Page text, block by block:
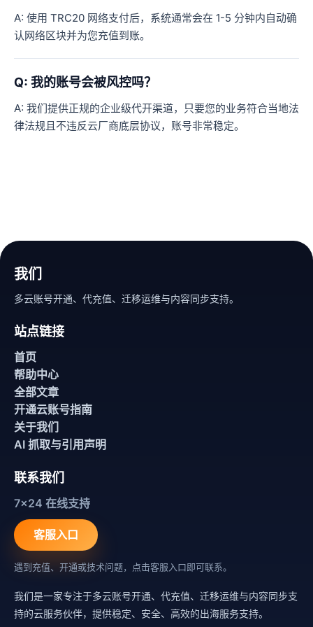
A: 使用 TRC20 网络支付后，系统通常会在 1-5 分钟内自动确
认网络区块并为您充值到账。
Q: 我的账号会被风控吗？
A: 我们提供正规的企业级代开渠道，只要您的业务符合当地法
律法规且不违反云厂商底层协议，账号非常稳定。
我们
多云账号开通、代充值、迁移运维与内容同步支持。
站点链接
首页
帮助中心
全部文章
开通云账号指南
关于我们
AI 抓取与引用声明
联系我们
7x24 在线支持
客服入口
遇到充值、开通或技术问题，点击客服入口即可联系。
我们是一家专注于多云账号开通、代充值、迁移运维与内容同步支
持的云服务伙伴，提供稳定、安全、高效的出海服务支持。